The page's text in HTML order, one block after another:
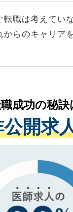
関が求める条件に
介会社に依頼する
る必要はありま
絡はキャリアパー
漏えいすること
ください。当サイ
したご登録者様の
ャリアアップおよ
に使用いたします
ての個人データ
報の取り扱いにつ
満たした事業者の
バシーマークを取
持に関してもご安
転職は考えてい
からのキャリア
、現在の医療機関
えながら、適切な
だきます。すぐに
、長期的なサポー
はご登録くださ
成功の秘訣
公開求